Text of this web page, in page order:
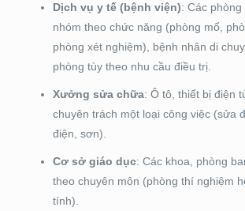
Dịch vụ y tế (bệnh viện): Các
nhóm theo chức năng (phòng mổ,
phòng xét nghiệm), bệnh nhân di
phòng tùy theo nhu cầu điều trị.
Xưởng sửa chữa: Ô tô, thiết bị điện
chuyên trách một loại công việc (sửa
điện, sơn).
Cơ sở giáo dục: Các khoa, phòng
theo chuyên môn (phòng thí nghiệm
tính).